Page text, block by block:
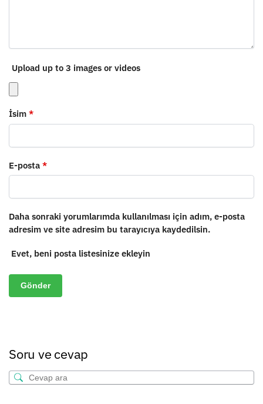
Upload up to 3 images or videos
İsim *
E-posta *
Daha sonraki yorumlarımda kullanılması için adım, e-posta
adresim ve site adresim bu tarayıcıya kaydedilsin.
Evet, beni posta listesinize ekleyin
Soru ve cevap